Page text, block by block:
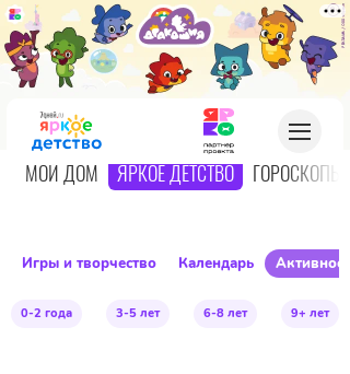
МОЙ ДОМ ЯРКОЕ ДЕТСТВО ГОРОСКОПЫ
Игры и творчество Календарь Активное
0-2 года 3-5 лет 6-8 лет 9+ лет